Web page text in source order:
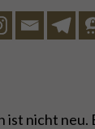
ist nicht